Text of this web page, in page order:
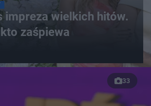
impreza wielkich hitów.
zaśpiewa
33